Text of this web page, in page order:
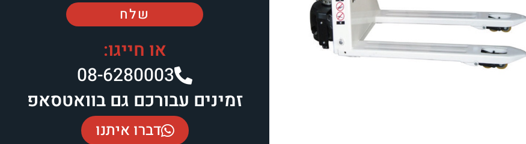
שלח
או חייגו:
08-6280003​
זמינים עבורכם גם בוואטסאפ
דברו איתנו